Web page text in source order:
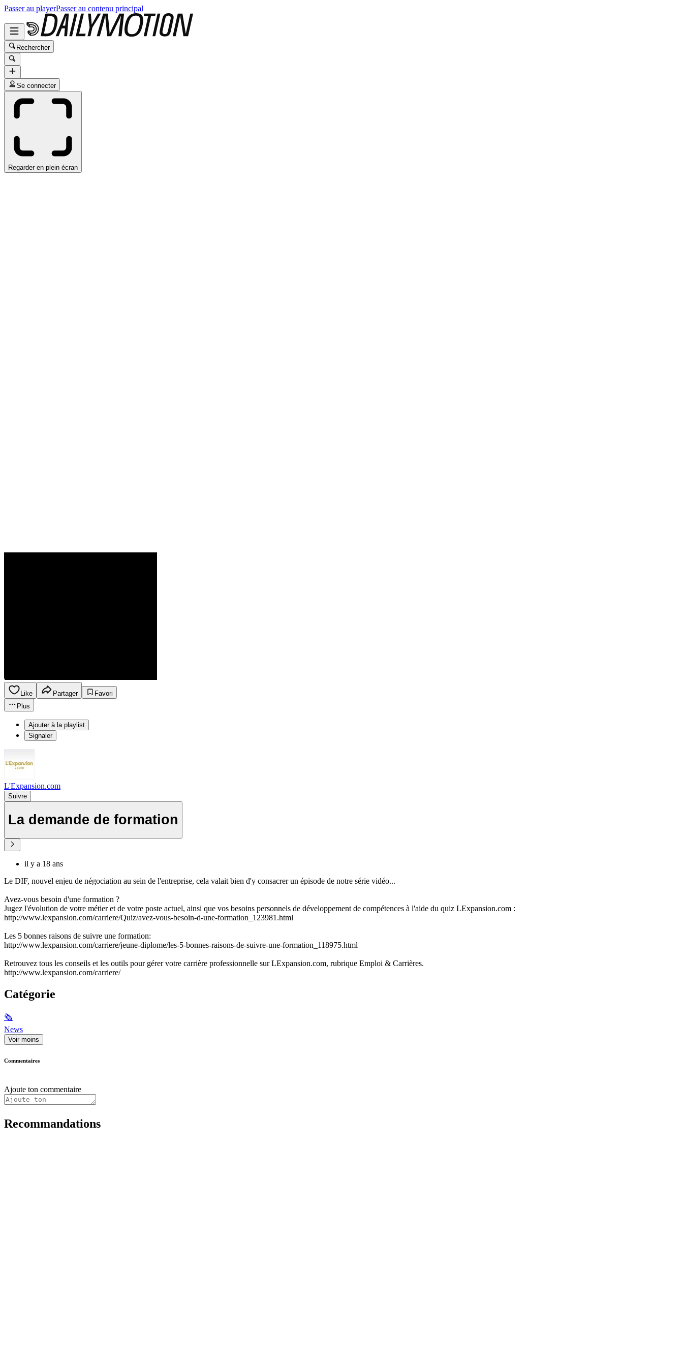
Passer au playerPasser au contenu principal
Rechercher
Se connecter
Regarder en plein écran
Like Partager
Favori
Plus
Ajouter à la playlist
Signaler
L'Expansion.com
Suivre
La demande de formation
il y a 18 ans
Le DIF, nouvel enjeu de négociation au sein de l'entreprise, cela valait bien d'y consacrer un épisode de notre série vidéo...
Avez-vous besoin d'une formation ?
Jugez l'évolution de votre métier et de votre poste actuel, ainsi que vos besoins personnels de développement de compétences à l'aide du quiz LExpansion.com :
http://www.lexpansion.com/carriere/Quiz/avez-vous-besoin-d-une-formation_123981.html
Les 5 bonnes raisons de suivre une formation:
http://www.lexpansion.com/carriere/jeune-diplome/les-5-bonnes-raisons-de-suivre-une-formation_118975.html
Retrouvez tous les conseils et les outils pour gérer votre carrière professionnelle sur LExpansion.com, rubrique Emploi & Carrières.
http://www.lexpansion.com/carriere/
Catégorie
🗞
News
Voir moins
Commentaires
Ajoute ton commentaire
Recommandations